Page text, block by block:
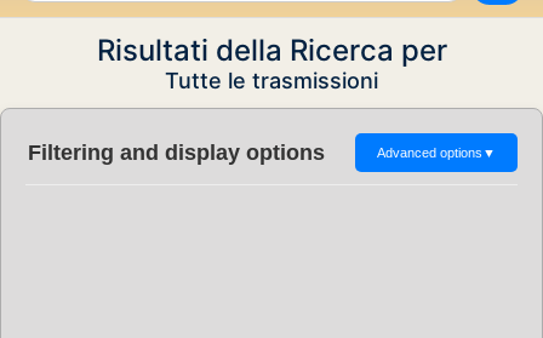
Risultati della Ricerca per
Tutte le trasmissioni
Filtering and display options Advanced options ▼